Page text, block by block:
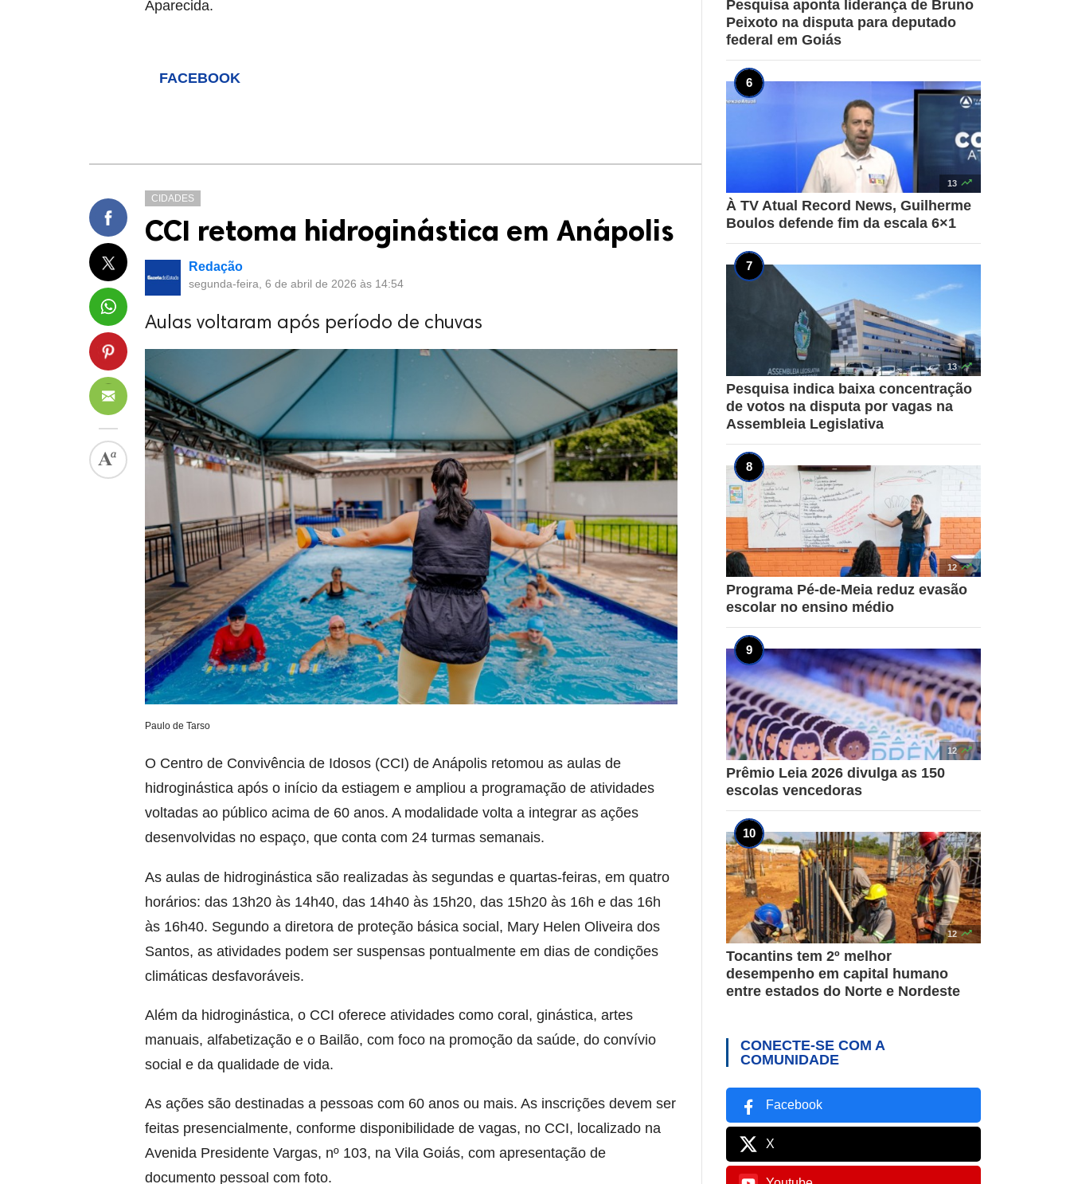
Aparecida.
FACEBOOK
CIDADES
CCI retoma hidroginástica em Anápolis
Redação
segunda-feira, 6 de abril de 2026 às 14:54
Aulas voltaram após período de chuvas
Paulo de Tarso
O Centro de Convivência de Idosos (CCI) de Anápolis retomou as aulas de
hidroginástica após o início da estiagem e ampliou a programação de atividades
voltadas ao público acima de 60 anos. A modalidade volta a integrar as ações
desenvolvidas no espaço, que conta com 24 turmas semanais.
As aulas de hidroginástica são realizadas às segundas e quartas-feiras, em quatro
horários: das 13h20 às 14h40, das 14h40 às 15h20, das 15h20 às 16h e das 16h
às 16h40. Segundo a diretora de proteção básica social, Mary Helen Oliveira dos
Santos, as atividades podem ser suspensas pontualmente em dias de condições
climáticas desfavoráveis.
Além da hidroginástica, o CCI oferece atividades como coral, ginástica, artes
manuais, alfabetização e o Bailão, com foco na promoção da saúde, do convívio
social e da qualidade de vida.
As ações são destinadas a pessoas com 60 anos ou mais. As inscrições devem ser
feitas presencialmente, conforme disponibilidade de vagas, no CCI, localizado na
Avenida Presidente Vargas, nº 103, na Vila Goiás, com apresentação de
documento pessoal com foto.
Pesquisa aponta liderança de Bruno
Peixoto na disputa para deputado
federal em Goiás
13 
À TV Atual Record News, Guilherme
Boulos defende fim da escala 6×1
13 
Pesquisa indica baixa concentração
de votos na disputa por vagas na
Assembleia Legislativa
12 
Programa Pé-de-Meia reduz evasão
escolar no ensino médio
12 
Prêmio Leia 2026 divulga as 150
escolas vencedoras
12 
Tocantins tem 2º melhor
desempenho em capital humano
entre estados do Norte e Nordeste
CONECTE-SE COM A
COMUNIDADE
Facebook
X